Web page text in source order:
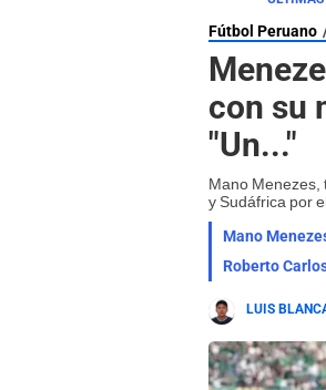
Fútbol Peruano
con su
"Un..."
Mano Menezes,
y Sudáfrica por
Roberto
LUIS